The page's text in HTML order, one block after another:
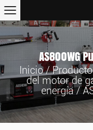
AS800WG
Inicio/
del motor de
energía/